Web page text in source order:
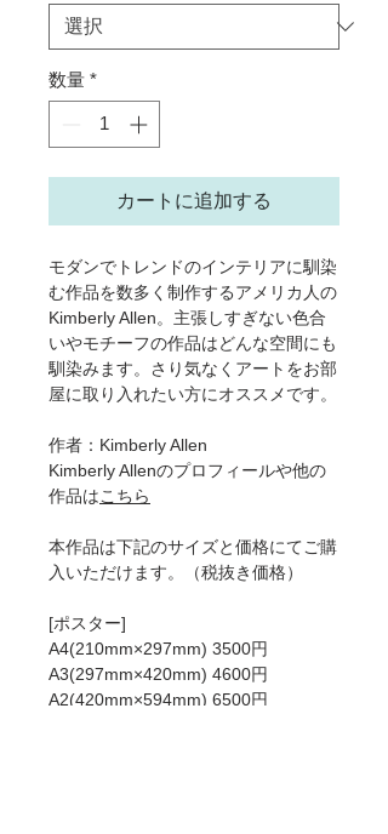
数量 *
カートに追加する
モダンでトレンドのインテリアに馴染
む作品を数多く制作するアメリカ人の
Kimberly Allen。主張しすぎない色合
いやモチーフの作品はどんな空間にも
馴染みます。さり気なくアートをお部
屋に取り入れたい方にオススメです。
作者：Kimberly Allen
Kimberly Allenのプロフィールや他の
作品はこちら
本作品は下記のサイズと価格にてご購
入いただけます。（税抜き価格）
[ポスター]
A4(210mm×297mm) 3500円
A3(297mm×420mm) 4600円
A2(420mm×594mm) 6500円